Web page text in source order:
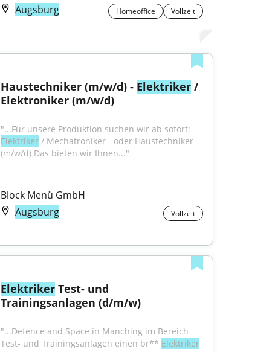
Augsburg
Homeoffice Vollzeit
Haustechniker (m/w/d) - Elektriker /
Elektroniker (m/w/d)
Elektriker / Mechatroniker - oder Haustechniker
(m/w/d) Das bieten wir Ihnen..."
Block Menü GmbH
Augsburg
Vollzeit
Elektriker Test- und
Trainingsanlagen (d/m/w)
"...Defence and Space in Manching im Bereich
Test- und Trainingsanlagen einen br** Elektriker